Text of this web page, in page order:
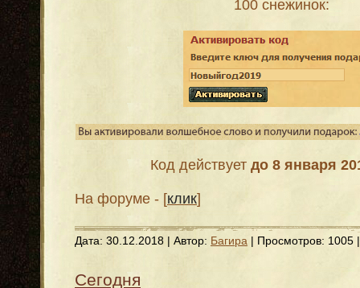
100 снежинок:
Код действует до 8 января
На форуме - [клик]
Дата: 30.12.2018 | Автор: Багира | Просмотров: 1005
Сегодня